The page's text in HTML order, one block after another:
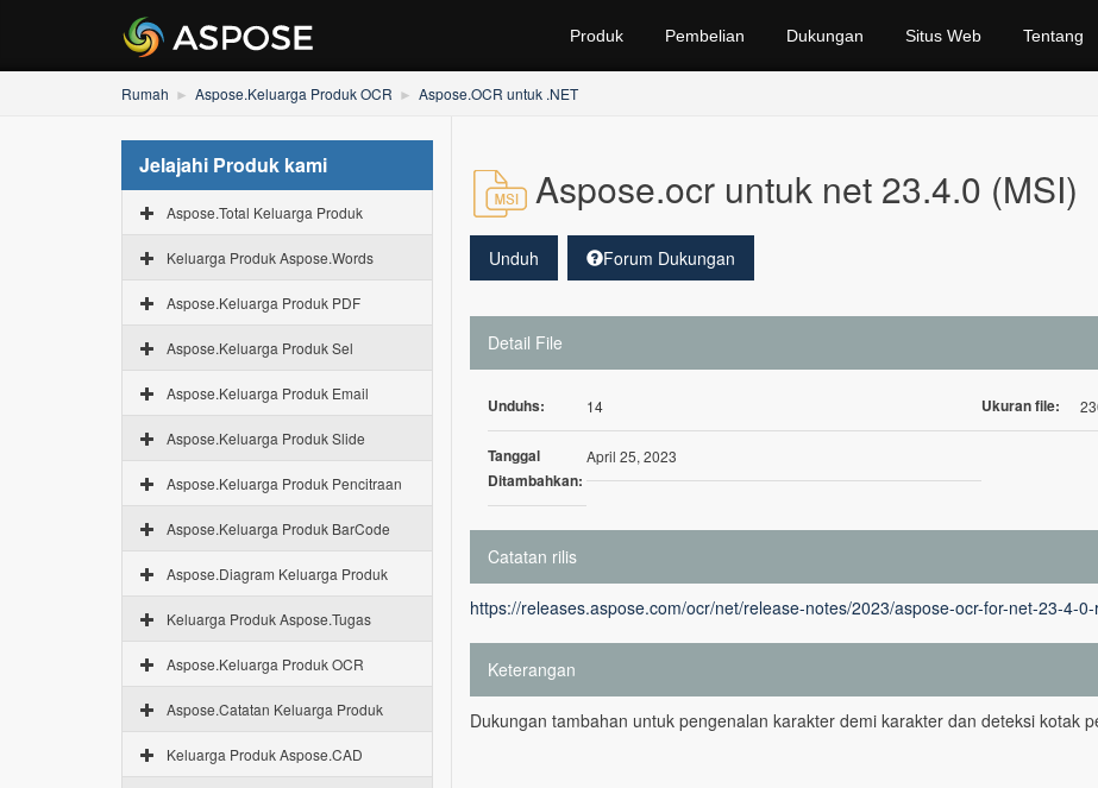
Produk Pembelian Dukungan Situs Web Tentang
Rumah Aspose.Keluarga Produk OCR Aspose.OCR untuk .NET
Jelajahi Produk kami
Aspose.Total Keluarga Produk
Keluarga Produk Aspose.Words
Aspose.Keluarga Produk PDF
Aspose.Keluarga Produk Sel
Aspose.Keluarga Produk Email
Aspose.Keluarga Produk Slide
Aspose.Keluarga Produk Pencitraan
Aspose.Keluarga Produk BarCode
Aspose.Diagram Keluarga Produk
Keluarga Produk Aspose.Tugas
Aspose.Keluarga Produk OCR
Aspose.Catatan Keluarga Produk
Keluarga Produk Aspose.CAD
Aspose.ocr untuk net 23.4.0 (MSI)
Unduh Forum Dukungan
Detail File
Unduhs: 14 Ukuran file:
Tanggal
Ditambahkan:
April 25, 2023
Catatan rilis
https://releases.aspose.com/ocr/net/release-notes/2023/aspose-ocr-for-net-23-4-
Keterangan
Dukungan tambahan untuk pengenalan karakter demi karakter dan deteksi kotak